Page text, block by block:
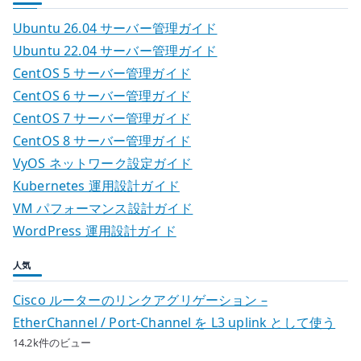
Ubuntu 26.04 サーバー管理ガイド
Ubuntu 22.04 サーバー管理ガイド
CentOS 5 サーバー管理ガイド
CentOS 6 サーバー管理ガイド
CentOS 7 サーバー管理ガイド
CentOS 8 サーバー管理ガイド
VyOS ネットワーク設定ガイド
Kubernetes 運用設計ガイド
VM パフォーマンス設計ガイド
WordPress 運用設計ガイド
人気
Cisco ルーターのリンクアグリゲーション –
EtherChannel / Port-Channel を L3 uplink として使う
14.2k件のビュー